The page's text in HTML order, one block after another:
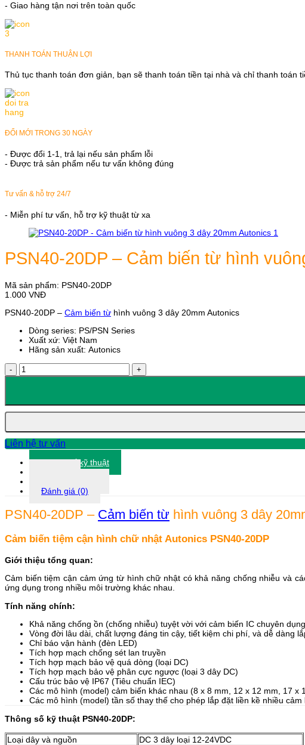
- Giao hàng tận nơi trên toàn quốc
THANH TOÁN THUẬN LỢI
Thủ tục thanh toán đơn giản, bạn sẽ thanh toán tiền tại nhà và chỉ thanh toán
ĐỔI MỚI TRONG 30 NGÀY
- Được đổi 1-1, trả lại nếu sản phẩm lỗi
- Được trả sản phẩm nếu tư vấn không đúng
Tư vấn & hỗ trợ 24/7
- Miễn phí tư vấn, hỗ trợ kỹ thuật từ xa
PSN40-20DP – Cảm biến từ hình
Mã sản phẩm: PSN40-20DP
1.000 VNĐ
PSN40-20DP – Cảm biến từ hình vuông 3 dây 20mm Autonics
Dòng series: PS/PSN Series
Xuất xứ: Việt Nam
Hãng sản xuất: Autonics
PSN40-
20DP
biến
từ
vuông
3
20mm
Autonics
số
lượng
Liên hệ tư vấn
Thông số kỹ thuật
Đánh giá (0)
PSN40-20DP – Cảm biến từ hình vuông 3 dây
Cảm biến tiệm cận hình chữ nhật Autonics PSN40-20DP
Giới thiệu tổng quan:
Cảm biến tiệm cận cảm ứng từ hình chữ nhật có khả năng chống nhiễu và
ứng dụng trong nhiều môi trường khác nhau.
Tính năng chính:
Khả năng chống ồn (chống nhiễu) tuyệt vời với cảm biến IC chuyên dụng
Vòng đời lâu dài, chất lượng đáng tin cậy, tiết kiệm chi phí, và dễ dàng
Chỉ báo vận hành (đèn LED)
Tích hợp mạch chống sét lan truyền
Tích hợp mạch bảo vệ quá dòng (loại DC)
Tích hợp mạch bảo vệ phân cực ngược (loại 3 dây DC)
Cấu trúc bảo vệ IP67 (Tiêu chuẩn IEC)
Các mô hình (model) cảm biến khác nhau (8 x 8 mm, 12 x 12 mm, 17 x
Các mô hình (model) tần số thay thế cho phép lắp đặt liền kề nhiều
Thông số kỹ thuật PSN40-20DP:
Loại dây và nguồn
DC 3 dây loại 12-24VDC